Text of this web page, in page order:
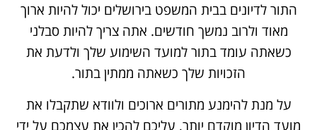
התור לדיונים בבית המשפט בירושלים יכול להיות ארוך
מאוד ולרוב נמשך חודשים. אתה צריך להיות סבלני
כשאתה עומד בתור למועד השימוע שלך ולדעת את
הזכויות שלך כשאתה ממתין בתור.
על מנת להימנע מתורים ארוכים ולוודא שתקבלו את
מועד הדיון מוקדם יותר, עליכם להכין את עצמכם על ידי